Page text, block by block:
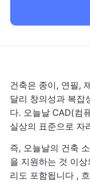
건축은 종이, 연필,
달리 창의성과 복잡
다. 오늘날 CAD(컴
실상의 표준으로 자
즉, 오늘날의 건축
을 지원하는 것 이
리도 포함됩니다 ,